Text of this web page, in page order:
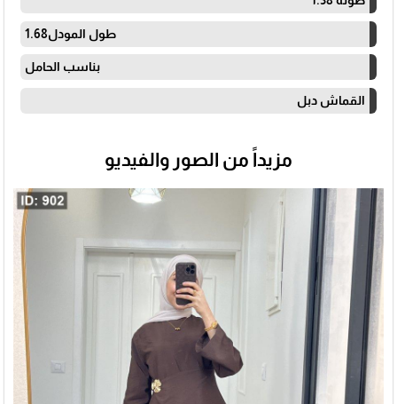
طول المودل1.68
بناسب الحامل
القماش دبل
مزيداً من الصور والفيديو